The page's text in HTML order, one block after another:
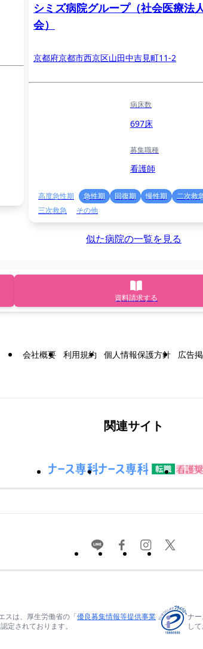
シミズ病院グループ（社会医療法
会）
京都府京都市西京区山田中吉見町11-2
病床数
697床
募集職種
看護師
高度急性期 急性期 回復期 慢性期
二次救
三次救急
その他
似た病院の一覧を見る
資料請求する
会社概要 利用規約 個人情報保護方針 広告
関連サイト
スは、厚生労働省の「優良募集情報等提供事業
定されております。
ナ
し